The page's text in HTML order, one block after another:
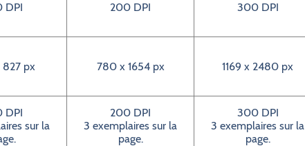
DPI 200 DPI 300 DPI
px 780 x 1654 px 1169 x 2480 px
DPI
sur la
200 DPI
3 exemplaires sur la
page.
300 DPI
3 exemplaires sur la
page.